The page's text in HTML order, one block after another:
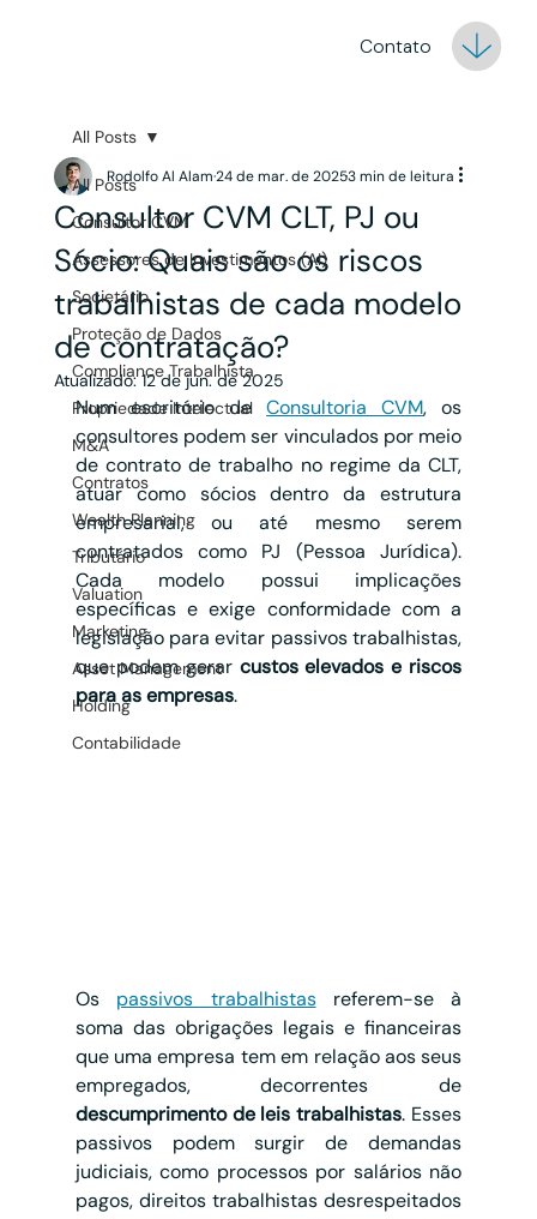
Contato
All Posts
Consultor CVM
Assessores de Investimentos (AI)
Societário
Proteção de Dados
Compliance Trabalhista
Propriedade Intelectual
M&A
Contratos
Wealth Planning
Tributário
Valuation
Marketing
Asset Management
Holding
Contabilidade
All Posts
Consultor CVM CLT, PJ ou
Sócio: Quais são os riscos
trabalhistas de cada modelo
de contratação?
Rodolfo Al Alam24 de mar. de 20253 min de leitura
Atualizado:12 de jun. de 2025
Num escritório de Consultoria CVM, os
consultores podem ser vinculados por meio
de contrato de trabalho no regime da CLT,
atuar como sócios dentro da estrutura
empresarial, ou até mesmo serem
contratados como PJ (Pessoa Jurídica).
Cada modelo possui implicações
específicas e exige conformidade com a
legislação para evitar passivos trabalhistas,
que podem gerar custos elevados e riscos
para as empresas.
Os passivos trabalhistas referem-se à
soma das obrigações legais e financeiras
que uma empresa tem em relação aos seus
descumprimento de leis trabalhistas. Esses
passivos podem surgir de demandas
judiciais, como processos por salários não
pagos, direitos trabalhistas desrespeitados